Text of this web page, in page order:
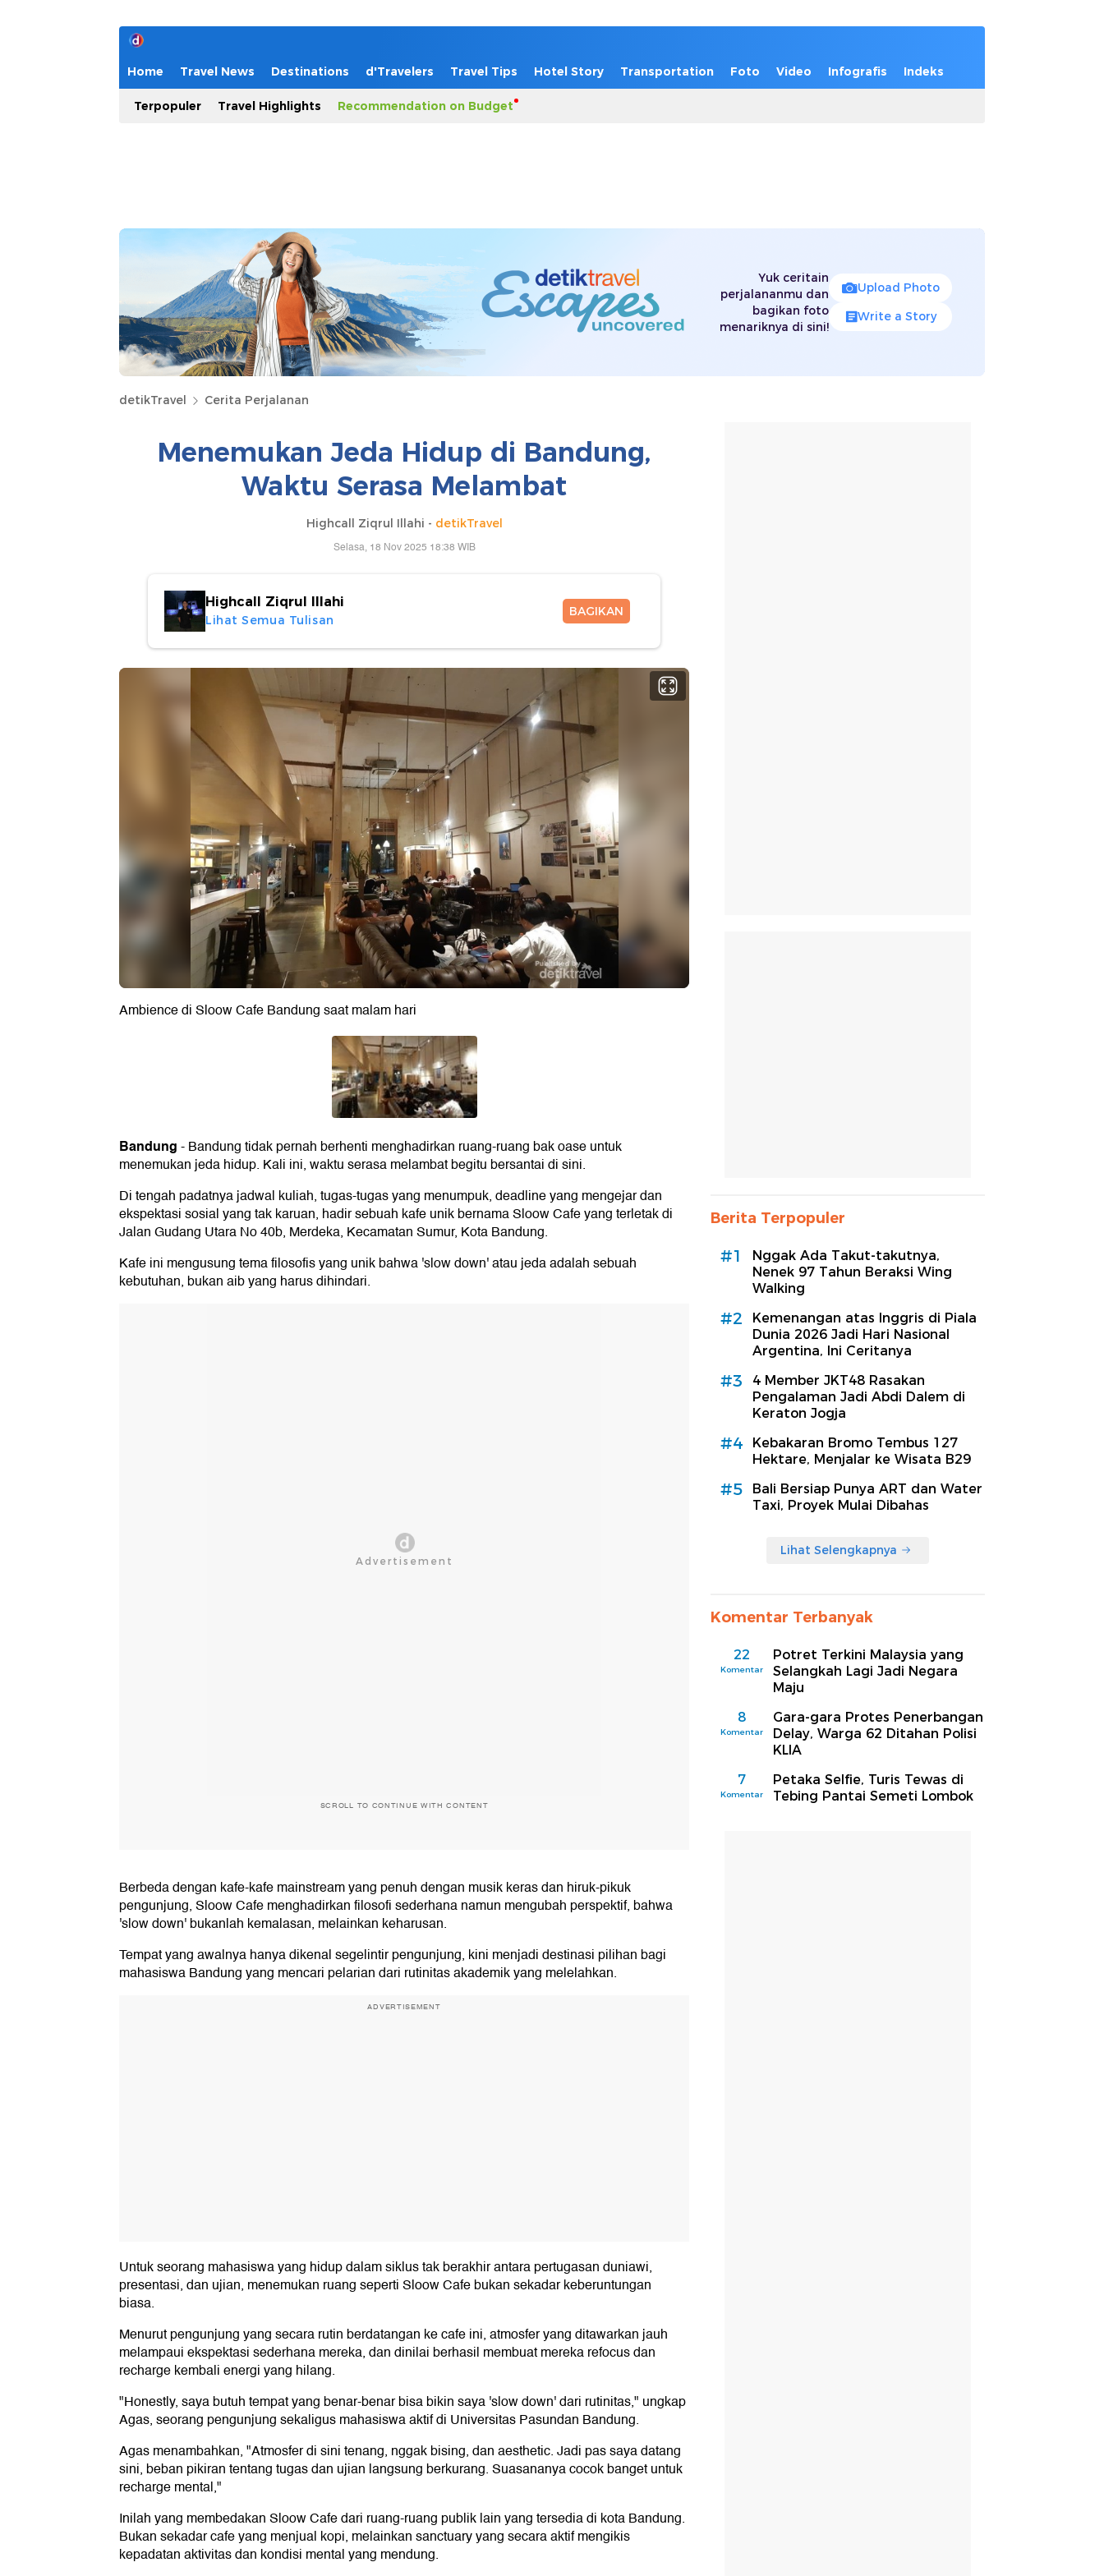
Home Travel News Destinations d'Travelers Travel Tips Hotel Story Transportation Foto Video Infografis Indeks
Terpopuler Travel Highlights Recommendation on Budget
Yuk ceritain
perjalananmu dan
bagikan foto
menariknya di sini!
Upload Photo
Write a Story
detikTravel Cerita Perjalanan
Menemukan Jeda Hidup di Bandung,
Waktu Serasa Melambat
Highcall Ziqrul Illahi - detikTravel
Selasa, 18 Nov 2025 18:38 WIB
Highcall Ziqrul Illahi
Lihat Semua Tulisan
BAGIKAN
Ambience di Sloow Cafe Bandung saat malam hari
Bandung-Bandung tidak pernah berhenti menghadirkan ruang-ruang bak oase untuk
menemukan jeda hidup. Kali ini, waktu serasa melambat begitu bersantai di sini.
Di tengah padatnya jadwal kuliah, tugas-tugas yang menumpuk, deadline yang mengejar dan
ekspektasi sosial yang tak karuan, hadir sebuah kafe unik bernama Sloow Cafe yang terletak di
Jalan Gudang Utara No 40b, Merdeka, Kecamatan Sumur, Kota Bandung.
Kafe ini mengusung tema filosofis yang unik bahwa 'slow down' atau jeda adalah sebuah
kebutuhan, bukan aib yang harus dihindari.
SCROLL TO CONTINUE WITH CONTENT
Berbeda dengan kafe-kafe mainstream yang penuh dengan musik keras dan hiruk-pikuk
pengunjung, Sloow Cafe menghadirkan filosofi sederhana namun mengubah perspektif, bahwa
'slow down' bukanlah kemalasan, melainkan keharusan.
Tempat yang awalnya hanya dikenal segelintir pengunjung, kini menjadi destinasi pilihan bagi
mahasiswa Bandung yang mencari pelarian dari rutinitas akademik yang melelahkan.
ADVERTISEMENT
Untuk seorang mahasiswa yang hidup dalam siklus tak berakhir antara pertugasan duniawi,
presentasi, dan ujian, menemukan ruang seperti Sloow Cafe bukan sekadar keberuntungan
biasa.
Menurut pengunjung yang secara rutin berdatangan ke cafe ini, atmosfer yang ditawarkan jauh
melampaui ekspektasi sederhana mereka, dan dinilai berhasil membuat mereka refocus dan
recharge kembali energi yang hilang.
"Honestly, saya butuh tempat yang benar-benar bisa bikin saya 'slow down' dari rutinitas," ungkap
Agas, seorang pengunjung sekaligus mahasiswa aktif di Universitas Pasundan Bandung.
Agas menambahkan, "Atmosfer di sini tenang, nggak bising, dan aesthetic. Jadi pas saya datang
sini, beban pikiran tentang tugas dan ujian langsung berkurang. Suasananya cocok banget untuk
recharge mental,"
Inilah yang membedakan Sloow Cafe dari ruang-ruang publik lain yang tersedia di kota Bandung.
Bukan sekadar cafe yang menjual kopi, melainkan sanctuary yang secara aktif mengikis
kepadatan aktivitas dan kondisi mental yang mendung.
Berita Terpopuler
#1
Nggak Ada Takut-takutnya,
Nenek 97 Tahun Beraksi Wing
Walking
#2
Kemenangan atas Inggris di Piala
Dunia 2026 Jadi Hari Nasional
Argentina, Ini Ceritanya
#3
4 Member JKT48 Rasakan
Pengalaman Jadi Abdi Dalem di
Keraton Jogja
#4
Kebakaran Bromo Tembus 127
Hektare, Menjalar ke Wisata B29
#5
Bali Bersiap Punya ART dan Water
Taxi, Proyek Mulai Dibahas
Lihat Selengkapnya
Komentar Terbanyak
22
Komentar
Potret Terkini Malaysia yang
Selangkah Lagi Jadi Negara
Maju
8
Komentar
Gara-gara Protes Penerbangan
Delay, Warga 62 Ditahan Polisi
KLIA
7
Komentar
Petaka Selfie, Turis Tewas di
Tebing Pantai Semeti Lombok